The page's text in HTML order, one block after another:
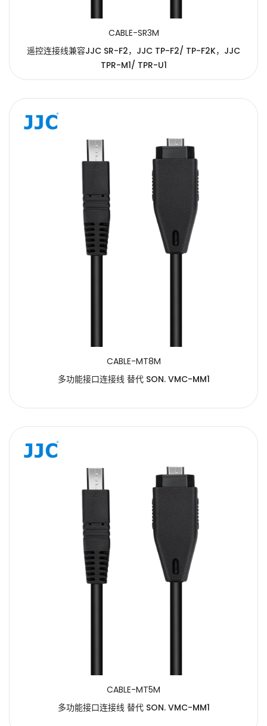
CABLE-SR3M
遥控连接线兼容JJC SR-F2，JJC TP-F2/ TP-F2K，JJC
TPR-M1/ TPR-U1
CABLE-MT8M
多功能接口连接线 替代 SON. VMC-MM1
CABLE-MT5M
多功能接口连接线 替代 SON. VMC-MM1